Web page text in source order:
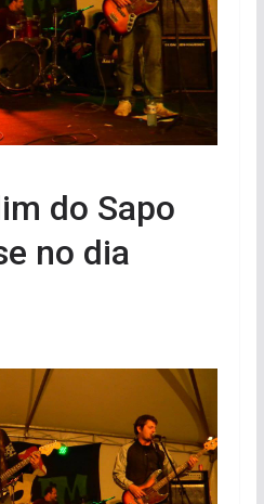
do Sapo
no dia